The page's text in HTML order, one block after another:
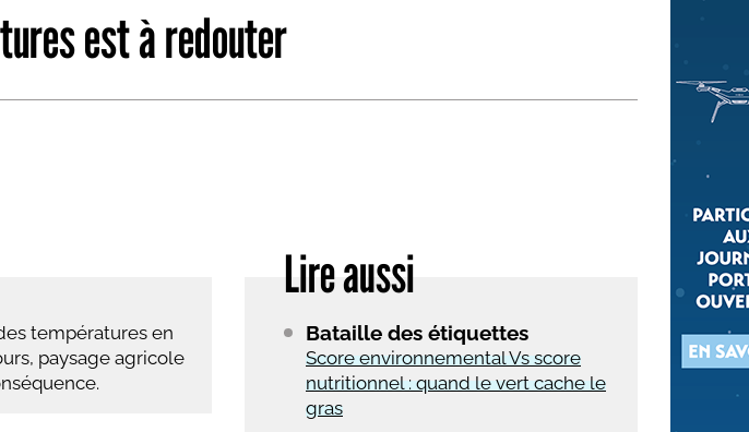
la 3eme
focus métiers
Les secteurs qui embauchent
Ses démarches
Découvrir le monde
est à redouter
températures en
paysage agricole
Lire aussi
Bataille des étiquettes
Score environnemental Vs score
nutritionnel : quand le vert cache le
gras